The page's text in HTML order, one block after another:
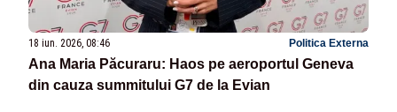
18 iun. 2026, 08:46 Politica Externa
Ana Maria Păcuraru: Haos pe aeroportul Geneva
din cauza summitului G7 de la Evian